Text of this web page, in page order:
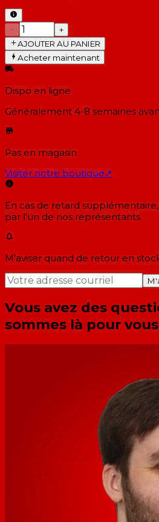
−
+
AJOUTER AU PANIER
Acheter maintenant
Dispo en ligne
Généralement 4-8 semaines
Pas en magasin
Visiter notre boutique↗
En cas de retard
par l'un de nos représentants.
M'aviser quand de retour en
Vous avez des
sommes là pour